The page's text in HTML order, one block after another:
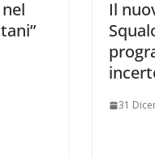
Il
31